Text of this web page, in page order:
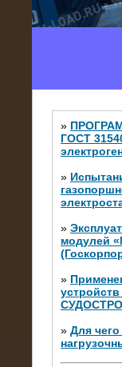
»
ГОСТ
»
»
модулей
»
» Для